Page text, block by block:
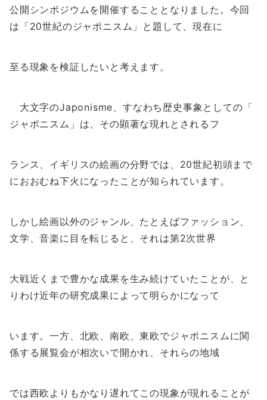
公開シンポジウムを開催することとなりました。今回
は「20世紀のジャポニスム」と題して、現在に
至る現象を検証したいと考えます。
大文字のJaponisme、すなわち歴史事象としての「
ジャポニスム」は、その顕著な現れとされるフ
ランス、イギリスの絵画の分野では、20世紀初頭まで
におおむね下火になったことが知られています。
しかし絵画以外のジャンル、たとえばファッション、
文学、音楽に目を転じると、それは第2次世界
大戦近くまで豊かな成果を生み続けていたことが、 と
りわけ近年の研究成果によって明らかになって
います。一方、北欧、南欧、東欧でジャポニスムに関
係する展覧会が相次いで開かれ、 それらの地域
では西欧よりもかなり遅れてこの現象が現れることが